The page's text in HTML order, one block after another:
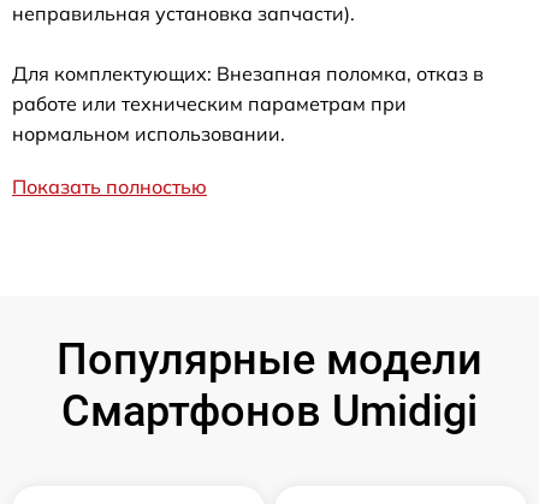
неправильная установка запчасти).
Для комплектующих: Внезапная поломка, отказ в
работе или техническим параметрам при
нормальном использовании.
Показать полностью
Популярные модели
Смартфонов Umidigi